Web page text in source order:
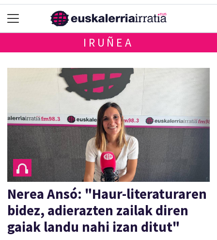
IRUÑEA
Nerea Ansó: "Haur-literaturaren
bidez, adierazten zailak diren
gaiak landu nahi izan ditut"